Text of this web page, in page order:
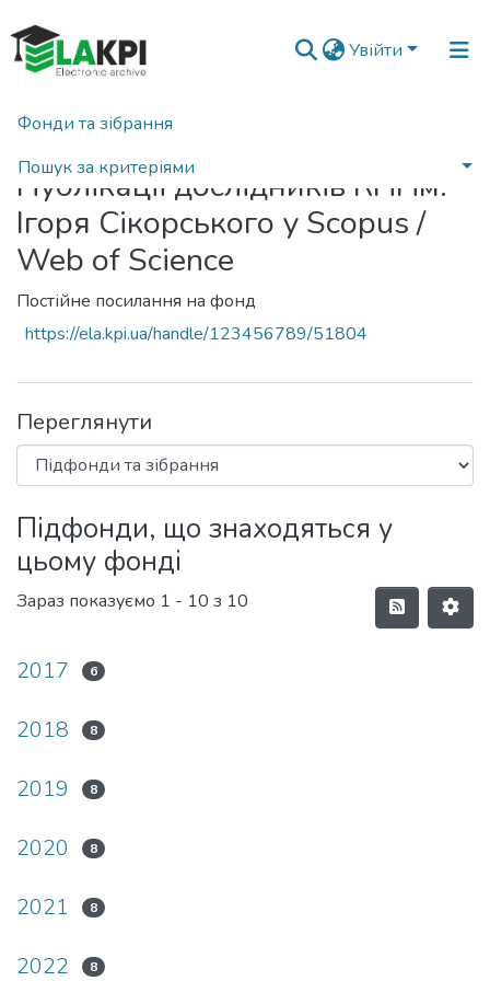
Увійти
Фонди та зібрання
Пошук за критеріями
Статистика
Головна
Публікації дослідників КПІ ім.
Ігоря Сікорського у Scopus /
Web of Science
Постійне посилання на фонд
https://ela.kpi.ua/handle/123456789/51804
Переглянути
Підфонди, що знаходяться у
цьому фонді
Зараз показуємо 1 - 10 з 10
2017 6
2018 8
2019 8
2020 8
2021 8
2022 8